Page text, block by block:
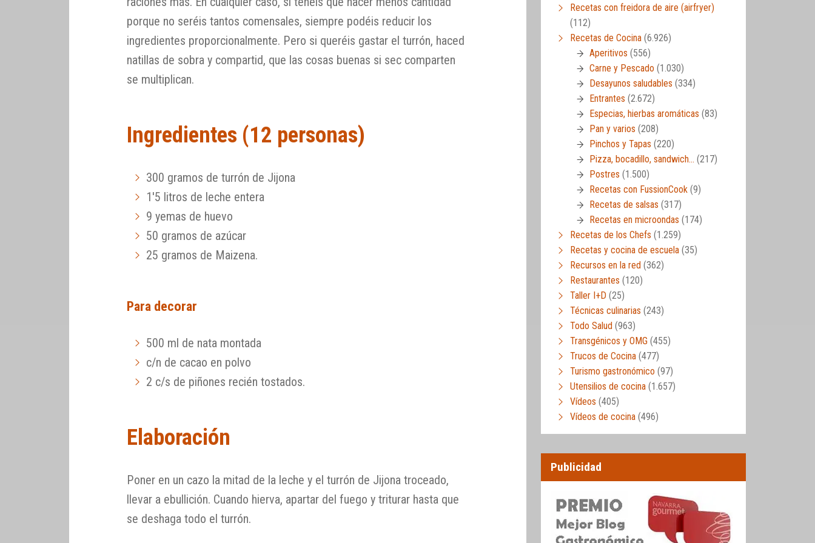
porque no seréis tantos comensales, siempre podéis reducir los
ingredientes proporcionalmente. Pero si queréis gastar el turrón, haced
natillas de sobra y compartid, que las cosas buenas si sec comparten
se multiplican.
Ingredientes (12 personas)
300 gramos de turrón de Jijona
1'5 litros de leche entera
9 yemas de huevo
50 gramos de azúcar
25 gramos de Maizena.
Para decorar
500 ml de nata montada
c/n de cacao en polvo
2 c/s de piñones recién tostados.
Elaboración
Poner en un cazo la mitad de la leche y el turrón de Jijona troceado,
llevar a ebullición. Cuando hierva, apartar del fuego y triturar hasta que
se deshaga todo el turrón.
Recetas con freidora de aire (airfryer)
(112)
Recetas de Cocina (6.926)
Aperitivos (556)
Carne y Pescado (1.030)
Desayunos saludables (334)
Entrantes (2.672)
Especias, hierbas aromáticas (83)
Pan y varios (208)
Pinchos y Tapas (220)
Pizza, bocadillo, sandwich… (217)
Postres (1.500)
Recetas con FussionCook (9)
Recetas de salsas (317)
Recetas en microondas (174)
Recetas de los Chefs (1.259)
Recetas y cocina de escuela (35)
Recursos en la red (362)
Restaurantes (120)
Taller I+D (25)
Técnicas culinarias (243)
Todo Salud (963)
Transgénicos y OMG (455)
Trucos de Cocina (477)
Turismo gastronómico (97)
Utensilios de cocina (1.657)
Vídeos (405)
Vídeos de cocina (496)
Publicidad